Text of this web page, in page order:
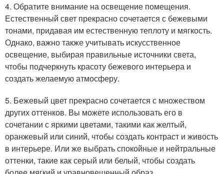
4. Обратите внимание на освещение помещения.
Естественный свет прекрасно сочетается с бежевыми
тонами, придавая им естественную теплоту и мягкость.
Однако, важно также учитывать искусственное
освещение, выбирая правильные источники света,
чтобы подчеркнуть красоту бежевого интерьера и
создать желаемую атмосферу.
5. Бежевый цвет прекрасно сочетается с множеством
других оттенков. Вы можете использовать его в
сочетании с яркими цветами, такими как желтый,
оранжевый или синий, чтобы создать контраст и живость
в интерьере. Или же выбрать спокойные и нейтральные
оттенки, такие как серый или белый, чтобы создать